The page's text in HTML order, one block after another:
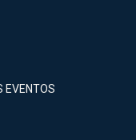
EVENTOS